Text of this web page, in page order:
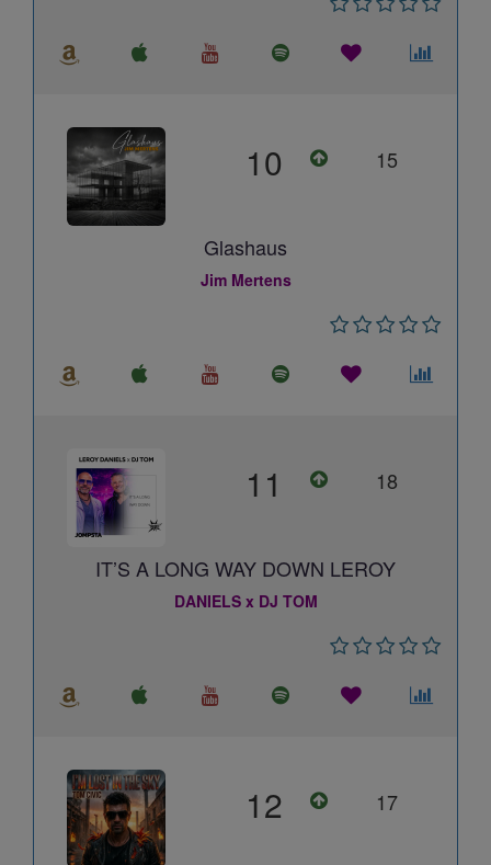
10 15
Glashaus
Jim Mertens
11 18
IT’S A LONG WAY DOWN LEROY
DANIELS x DJ TOM
12 17